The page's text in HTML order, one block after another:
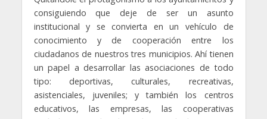
consiguiendo que deje de ser un asunto
institucional y se convierta en un vehículo de
conocimiento y de cooperación entre los
ciudadanos de nuestros tres municipios. Ahí tienen
un papel a desarrollar las asociaciones de todo
tipo: deportivas, culturales, recreativas,
asistenciales, juveniles; y también los centros
educativos, las empresas, las cooperativas